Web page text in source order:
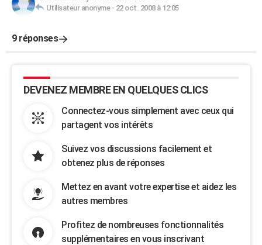
Utilisateur anonyme- 22 oct. 2008 à 12:05
9 réponses
DEVENEZ MEMBRE EN QUELQUES CLICS
Connectez-vous simplement avec ceux qui
partagent vos intérêts
Suivez vos discussions facilement et
obtenez plus de réponses
Mettez en avant votre expertise et aidez les
autres membres
Profitez de nombreuses fonctionnalités
supplémentaires en vous inscrivant